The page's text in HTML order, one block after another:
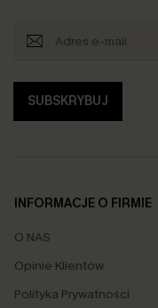
SUBSKRYBUJ
INFORMACJE O FIRMIE
O NAS
Opinie Klientów
Polityka Prywatności